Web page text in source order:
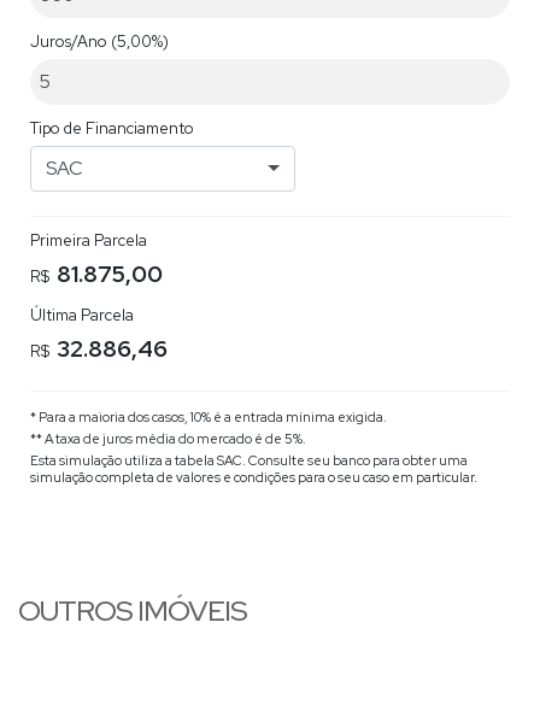
Juros/Ano (5,00%)
Tipo de Financiamento
SAC
Primeira Parcela
R$ 81.875,00
Última Parcela
R$ 32.886,46
* Para a maioria dos casos, 10% é a entrada mínima exigida.
** A taxa de juros média do mercado é de 5%.
Esta simulação utiliza a tabela SAC. Consulte seu banco para obter uma
simulação completa de valores e condições para o seu caso em particular.
OUTROS IMÓVEIS